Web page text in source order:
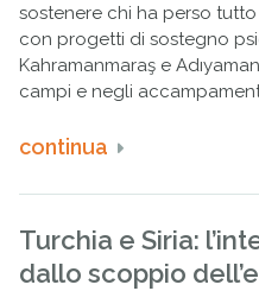
sostenere chi ha perso
con progetti di sostegno
Kahramanmaraş e
campi e negli
continua
Turchia e Siria:
dallo scoppio